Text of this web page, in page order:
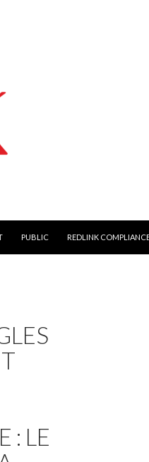
PUBLIC REDLINK
: LE